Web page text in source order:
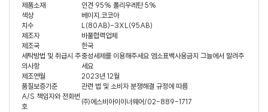
제품소재
인견 95% 폴리우레탄 5%
색상
베이지,코코아
치수
L(80AB)-3XL(95AB)
제조자
바풀협력업체
제조국
한국
세탁방법 및 취급시 주
의사항
중성세제를 이용해주세요 염소표백사용금지 그늘에서 말려주
세요
제조연월
2023년 12월
품질보증기준
관련 법 및 소비자 분쟁해결 규정에 따름
A/S 책임자와 전화번
호
㈜에스비아이이너웨어/02-889-1717